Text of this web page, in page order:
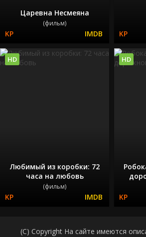
Царевна Несмеяна
(фильм)
Любимый из коробки: 72
часа на любовь
(фильм)
HD HD
(C) Copyright На сайте имеются